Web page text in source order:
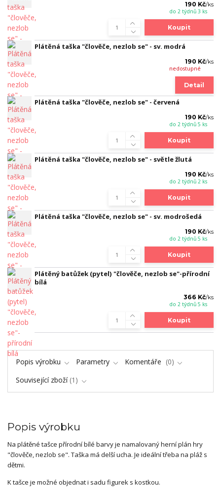
190 Kč/ks
do 2 týdnů 3 ks
Koupit
Plátěná taška "člověče, nezlob se" - sv. modrá
190 Kč/ks
nedostupné
Detail
Plátěná taška "člověče, nezlob se" - červená
190 Kč/ks
do 2 týdnů 5 ks
Koupit
Plátěná taška "člověče, nezlob se" - světle žlutá
190 Kč/ks
do 2 týdnů 2 ks
Koupit
Plátěná taška "člověče, nezlob se" - sv. modrošedá
190 Kč/ks
do 2 týdnů 5 ks
Koupit
Plátěný batůžek (pytel) "člověče, nezlob se"-přírodní
bílá
366 Kč/ks
do 2 týdnů 5 ks
Koupit
Popis výrobku Parametry Komentáře
0
Související zboží 1
Popis výrobku
Na plátěné tašce přírodní bílé barvy je namalovaný herní plán hry
"člověče, nezlob se". Taška má delší ucha. Je ideální třeba na pláž s
dětmi.
K tašce je možné objednat i sadu figurek s kostkou.